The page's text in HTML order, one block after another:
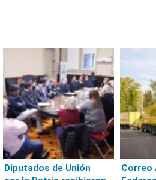
Diputados de Unión
Correo